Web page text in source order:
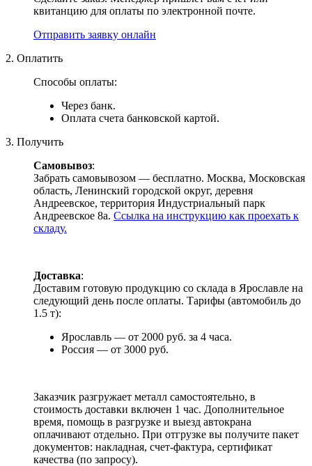
квитанцию для оплаты по электронной почте.
Отправить заявку онлайн
2. Оплатить
Способы оплаты:
Через банк.
Оплата счета банковской картой.
3. Получить
Самовывоз:
Забрать самовывозом — бесплатно. Москва, Московская
область, Ленинский городской округ, деревня
Андреевское, территория Индустриальный парк
Андреевское 8а. Ссылка на инструкцию как проехать к
складу.
Доставка:
Доставим готовую продукцию со склада в Ярославле на
следующий день после оплаты. Тарифы (автомобиль до
1.5 т):
Ярославль — от 2000 руб. за 4 часа.
Россия — от 3000 руб.
Заказчик разгружает металл самостоятельно, в
стоимость доставки включен 1 час. Дополнительное
время, помощь в разгрузке и выезд автокрана
оплачивают отдельно. При отгрузке вы получите пакет
документов: накладная, счет-фактура, сертификат
качества (по запросу).